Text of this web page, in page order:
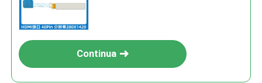
Continua